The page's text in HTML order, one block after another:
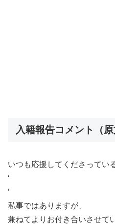
入籍報告コメント（原
いつも応援してくださってい
‘
‘
私事ではありますが、
兼ねてよりお付き合いさせて